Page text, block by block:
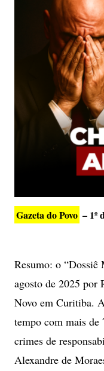
Gazeta do Povo – 1º
Resumo: o “Dossiê
agosto de 2025 por
Novo em Curitiba.
tempo com mais de
crimes de
Alexandre de